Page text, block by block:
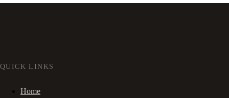
QUICK LINKS
Home